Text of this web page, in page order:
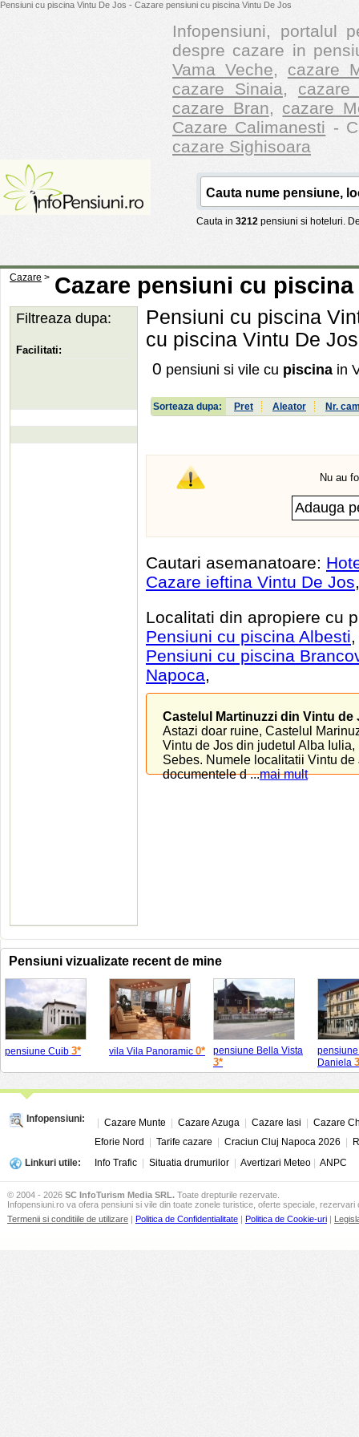
Pensiuni cu piscina Vintu De Jos - Cazare pensiuni cu piscina Vintu De Jos
Infopensiuni, portalul
despre cazare in
Vama Veche, cazare
cazare Sinaia, cazare
cazare Bran, cazare
Cazare Calimanesti -
cazare Sighisoara
Cauta in 3212 pensiuni si hoteluri.
Cazare > Cazare pensiuni cu
Pensiuni cu piscina
cu piscina Vintu De Jos
0 pensiuni si vile cu piscina in
Sorteaza dupa: Pret Aleator Nr.
Nu au
Cautari asemanatoare:
Cazare ieftina Vintu De Jos
Localitati din apropiere cu
Pensiuni cu piscina Albesti
Pensiuni cu piscina
Napoca,
Castelul Martinuzzi din Vintu de
Astazi doar ruine, Castelul
Vintu de Jos din judetul Alba
Sebes. Numele localitatii Vintu
documentele d ...mai mult
Filtreaza dupa:
Facilitati:
Pensiuni vizualizate recent de mine
pensiune Cuib 3* vila Vila Panoramic 0* pensiune Bella Vista
3*
Daniela
Infopensiuni: Cazare Munte Cazare Azuga Cazare Iasi
Cazare
Eforie Nord
Tarife cazare Craciun Cluj Napoca 2026
Linkuri utile:
Info Trafic Situatia drumurilor Avertizari Meteo ANPC
© 2004 - 2026 SC InfoTurism Media SRL. Toate drepturile rezervate.
Infopensiuni.ro va ofera pensiuni si vile din toate zonele turistice, oferte speciale, rezervari
Termenii si conditiile de utilizare | Politica de Confidentialitate | Politica de Cookie-uri |